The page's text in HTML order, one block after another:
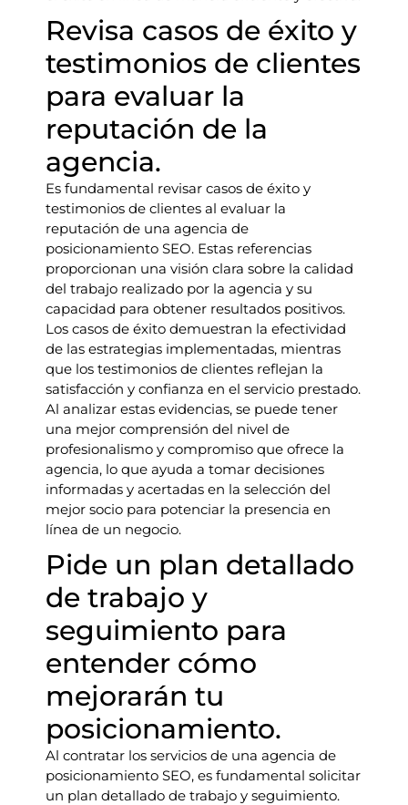
Revisa casos de éxito y
testimonios de clientes
para evaluar la
reputación de la
agencia.
Es fundamental revisar casos de éxito y
testimonios de clientes al evaluar la
reputación de una agencia de
posicionamiento SEO. Estas referencias
proporcionan una visión clara sobre la calidad
del trabajo realizado por la agencia y su
capacidad para obtener resultados positivos.
Los casos de éxito demuestran la efectividad
de las estrategias implementadas, mientras
que los testimonios de clientes reflejan la
satisfacción y confianza en el servicio prestado.
Al analizar estas evidencias, se puede tener
una mejor comprensión del nivel de
profesionalismo y compromiso que ofrece la
agencia, lo que ayuda a tomar decisiones
informadas y acertadas en la selección del
mejor socio para potenciar la presencia en
línea de un negocio.
Pide un plan detallado
de trabajo y
seguimiento para
entender cómo
mejorarán tu
posicionamiento.
Al contratar los servicios de una agencia de
posicionamiento SEO, es fundamental solicitar
un plan detallado de trabajo y seguimiento.